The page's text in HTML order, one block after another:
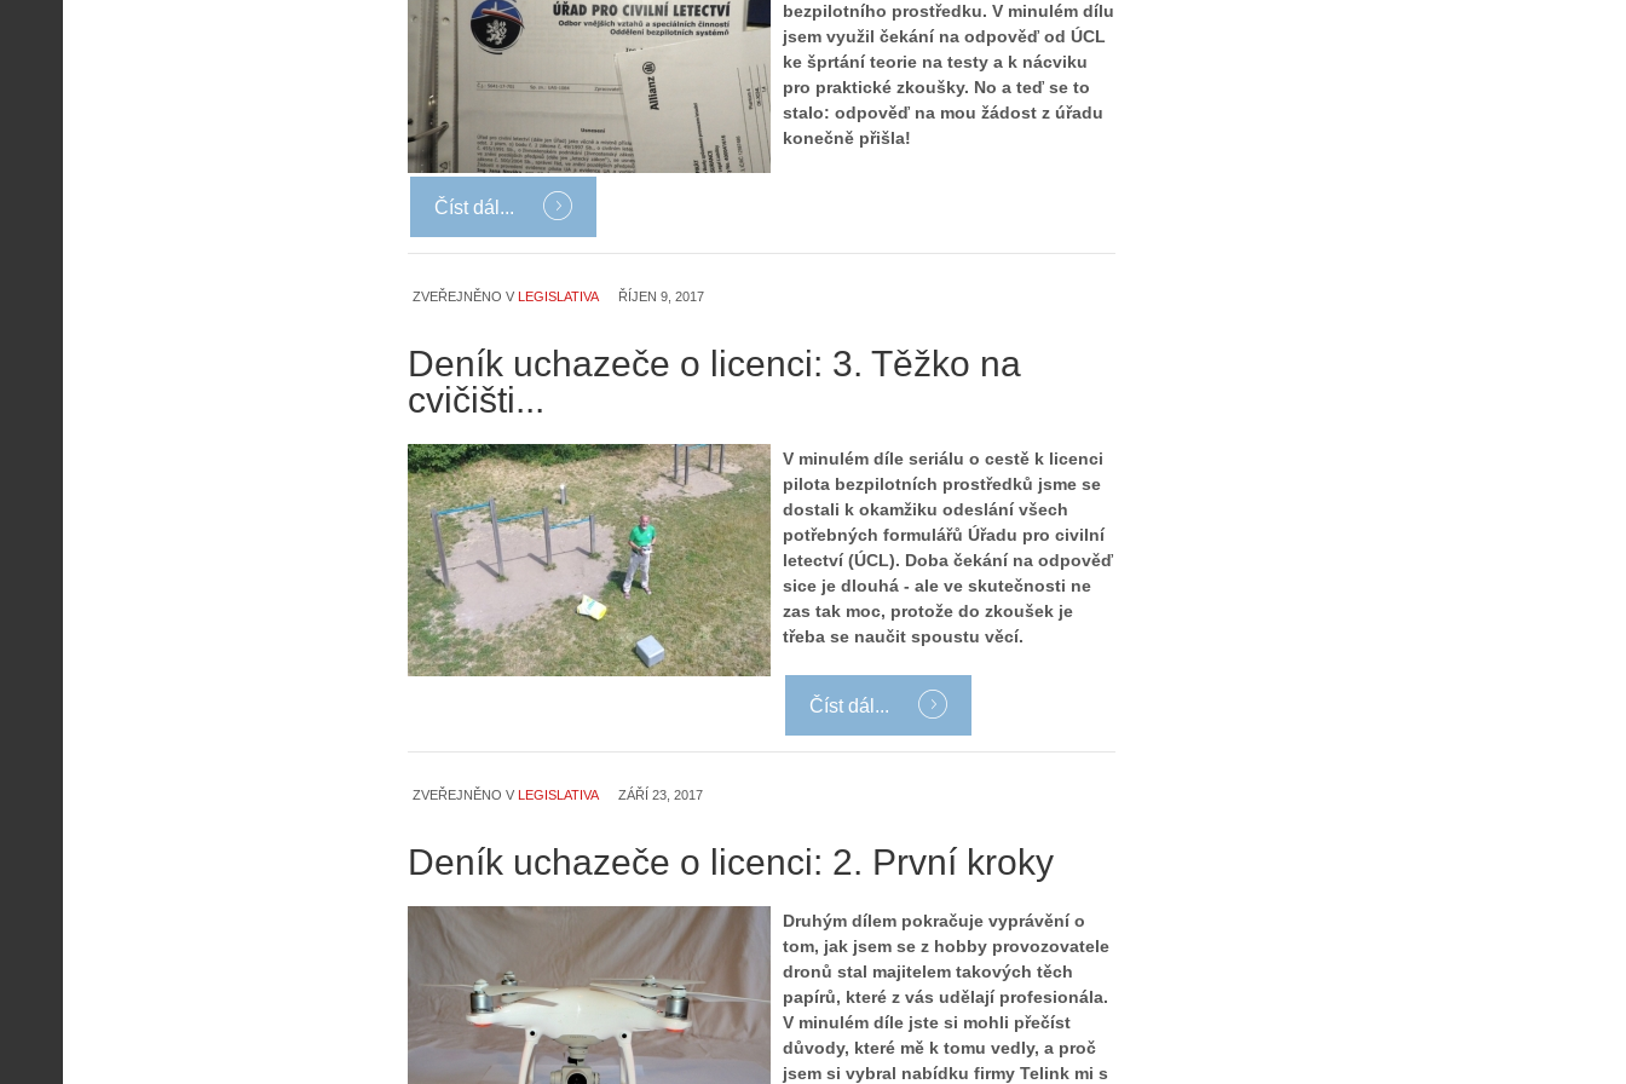
bezpilotního prostředku. V minulém dílu
jsem využil čekání na odpověď od ÚCL
ke šprtání teorie na testy a k nácviku
pro praktické zkoušky. No a teď se to
stalo: odpověď na mou žádost z úřadu
konečně přišla!
Číst dál...
ZVEŘEJNĚNO V LEGISLATIVA ŘÍJEN 9, 2017
Deník uchazeče o licenci: 3. Těžko na
cvičišti...
V minulém díle seriálu o cestě k licenci
pilota bezpilotních prostředků jsme se
dostali k okamžiku odeslání všech
potřebných formulářů Úřadu pro civilní
letectví (ÚCL). Doba čekání na odpověď
sice je dlouhá - ale ve skutečnosti ne
zas tak moc, protože do zkoušek je
třeba se naučit spoustu věcí.
Číst dál...
ZVEŘEJNĚNO V LEGISLATIVA ZÁŘÍ 23, 2017
Deník uchazeče o licenci: 2. První kroky
Druhým dílem pokračuje vyprávění o
tom, jak jsem se z hobby provozovatele
dronů stal majitelem takových těch
papírů, které z vás udělají profesionála.
V minulém díle jste si mohli přečíst
důvody, které mě k tomu vedly, a proč
jsem si vybral nabídku firmy Telink mi s